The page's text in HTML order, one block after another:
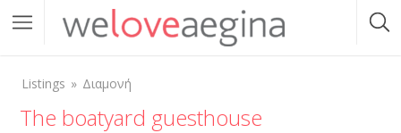
Listings Διαμονή
The boatyard guesthouse